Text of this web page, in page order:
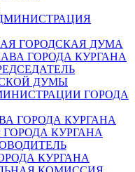
ГОРОДСКАЯ ДУМА
ГОРОДА КУРГАНА
ДУМЫ
ГОРОДА
ГОРОДА КУРГАНА
КУРГАНА
КУРГАНА